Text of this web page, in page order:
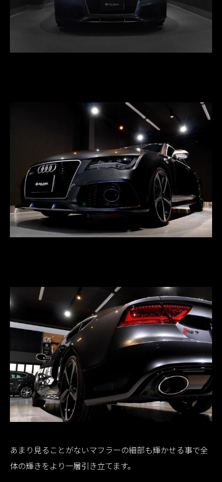
あまり見ることがないマフラーの細部も輝かせる事で全
体の輝きをより一層引き立てます。